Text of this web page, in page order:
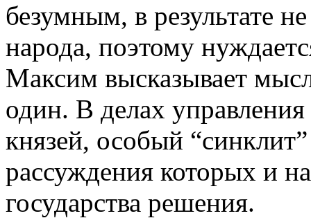
безумным, в результате
народа, поэтому
Максим высказывает
один. В делах
князей, особый
рассуждения которых и
государства решения.